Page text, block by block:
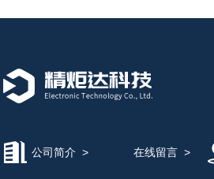
公司简介 > 在线留言>